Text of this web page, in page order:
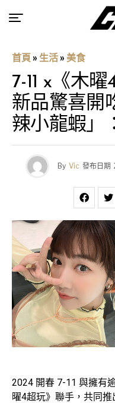
首頁 » 生活 » 美食
7-11 x《木
新品驚喜開
辣小龍蝦」
By Vic 發布日期
2024 開春 7-11 與擁有
曜4超玩》聯手，共同